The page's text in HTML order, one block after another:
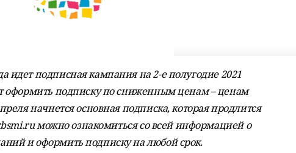
идет подписная кампания на 2-е полугодие 2021
оформить подписку по сниженным ценам – ценам
начнется основная подписка, которая продлится
можно ознакомиться со всей информацией о
и оформить подписку на любой срок.